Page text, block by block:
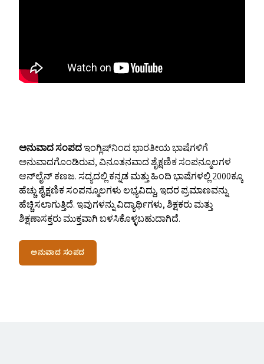
ಅನುವಾದ ಸಂಪದಇಂಗ್ಲಿಷ್‌ನಿಂದ ಭಾರತೀಯ ಭಾಷೆಗಳಿಗೆ
ಅನುವಾದಗೊಂಡಿರುವ, ವಿನೂತನವಾದ ಶೈಕ್ಷಣಿಕ ಸಂಪನ್ಮೂಲಗಳ
ಆನ್‌ಲೈನ್ ಕಣಜ. ಸದ್ಯದಲ್ಲಿ ಕನ್ನಡ ಮತ್ತು ಹಿಂದಿ ಭಾಷೆಗಳಲ್ಲಿ 2000ಕ್ಕೂ
ಹೆಚ್ಚು ಶೈಕ್ಷಣಿಕ ಸಂಪನ್ಮೂಲಗಳು ಲಭ್ಯವಿದ್ದು, ಇದರ ಪ್ರಮಾಣವನ್ನು
ಹೆಚ್ಚಿಸಲಾಗುತ್ತಿದೆ. ಇವುಗಳನ್ನು ವಿದ್ಯಾರ್ಥಿಗಳು, ಶಿಕ್ಷಕರು ಮತ್ತು
ಶಿಕ್ಷಣಾಸಕ್ತರು ಮುಕ್ತವಾಗಿ ಬಳಸಿಕೊಳ್ಳಬಹುದಾಗಿದೆ.
ಅನುವಾದ ಸಂಪದ